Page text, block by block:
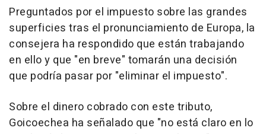
Preguntados por el impuesto sobre las grandes
superficies tras el pronunciamiento de Europa, la
consejera ha respondido que están trabajando
en ello y que "en breve" tomarán una decisión
que podría pasar por "eliminar el impuesto".
Sobre el dinero cobrado con este tributo,
Goicoechea ha señalado que "no está claro en lo